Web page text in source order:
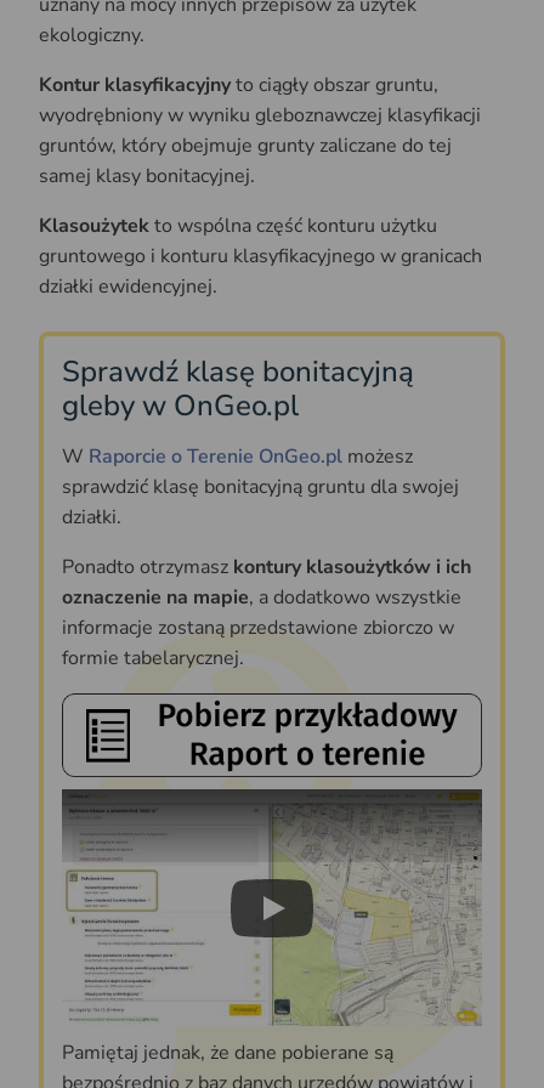
ekologiczny.
Kontur klasyfikacyjnyto ciągły obszar gruntu,
wyodrębniony w wyniku gleboznawczej klasyfikacji
gruntów, który obejmuje grunty zaliczane do tej
samej klasy bonitacyjnej.
Klasoużytekto wspólna część konturu użytku
gruntowego i konturu klasyfikacyjnego w granicach
działki ewidencyjnej.
Sprawdź klasę bonitacyjną
gleby w OnGeo.pl
W Raporcie o Terenie OnGeo.pl możesz
sprawdzić klasę bonitacyjną gruntu dla swojej
działki.
Ponadto otrzymasz kontury klasoużytków i ich
oznaczenie na mapie, a dodatkowo wszystkie
informacje zostaną przedstawione zbiorczo w
formie tabelarycznej.
Play
Pamiętaj jednak, że dane pobierane są